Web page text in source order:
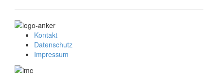
Kontakt
Datenschutz
Impressum